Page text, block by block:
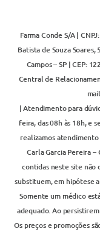
Farma Conde S/A |
Batista de Souza
Campos – SP | CEP:
Central de
| Atendimento para
feira, das 08h às 18h, e
realizamos atendimento
Carla Garcia Pereira
contidas neste site não
substituem, em hipótese
Somente um médico
adequado. Ao
Os preços e promoções